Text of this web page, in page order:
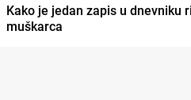
Kako je jedan zapis u dnevniku
muškarca